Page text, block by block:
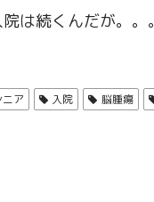
は続くんだが。。。
ニア 入院 脳腫瘍